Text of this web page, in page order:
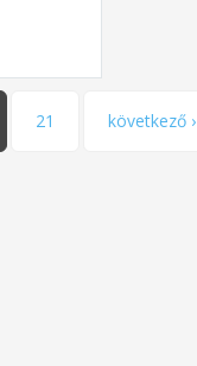
21 következő ›